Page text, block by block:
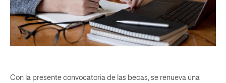
Con la presente convocatoria de las becas, se renueva una